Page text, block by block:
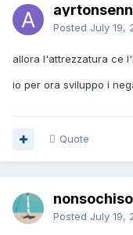
Posted July 19,
allora l'attrezzatura ce
io per ora sviluppo i
Quote
Posted July 19,